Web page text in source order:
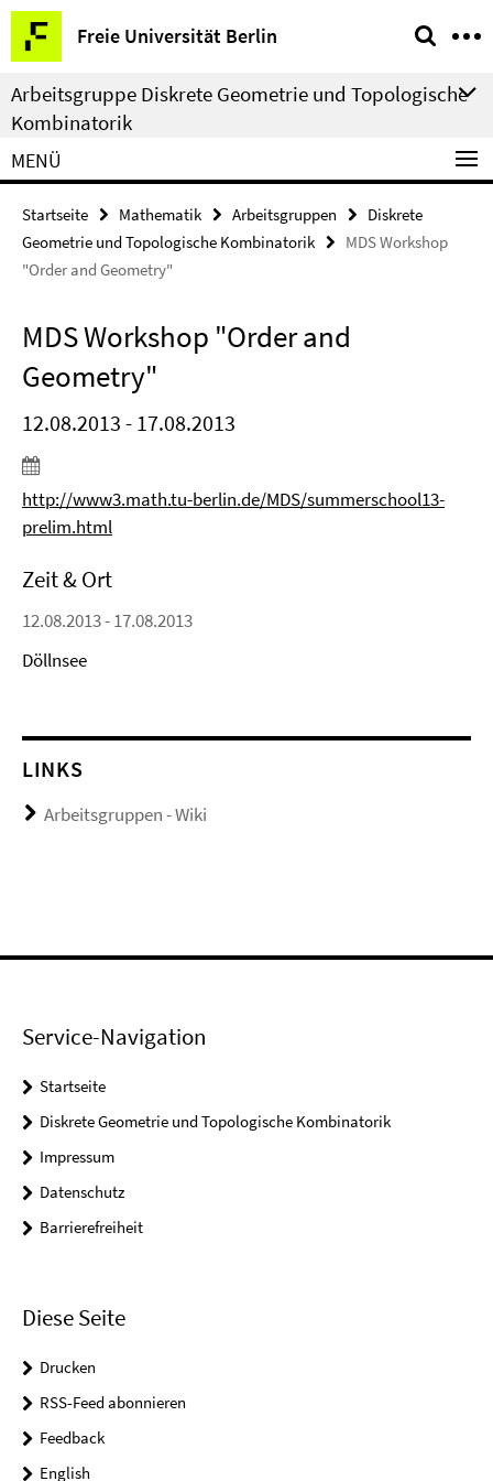
Springe
direkt
zu
Inhalt
Freie Universität Berlin
Service-
Navigation
Arbeitsgruppe Diskrete Geometrie und Topologische
Kombinatorik
MENÜ
Startseite Mathematik Arbeitsgruppen
Diskrete
Geometrie und Topologische Kombinatorik
MDS Workshop
"Order and Geometry"
MDS Workshop "Order and
Geometry"
12.08.2013 - 17.08.2013
http://www3.math.tu-berlin.de/MDS/summerschool13-
prelim.html
Zeit & Ort
12.08.2013 - 17.08.2013
Döllnsee
LINKS
Arbeitsgruppen - Wiki
Service-Navigation
Startseite
Diskrete Geometrie und Topologische Kombinatorik
Impressum
Datenschutz
Barrierefreiheit
Diese Seite
Drucken
RSS-Feed abonnieren
Feedback
English